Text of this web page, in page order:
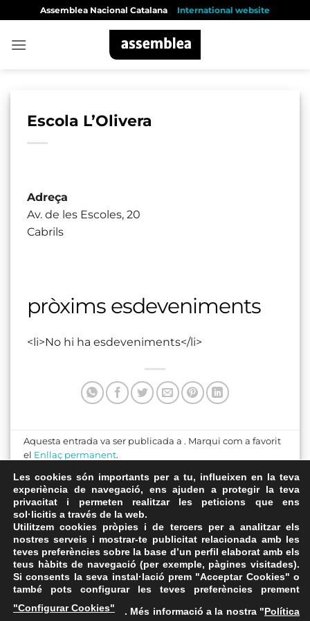
content
Assemblea Nacional Catalana International website
Escola L’Olivera
Adreça
Av. de les Escoles, 20
Cabrils
pròxims esdeveniments
<li>No hi ha esdeveniments</li>
Aquesta entrada va ser publicada a . Marqui com a favorit
el Enllaç permanent.
Plaça Sant Pere
cantonada carrer
monturiol amb carrer
montevideo
FAQs
Les cookies són importants per a tu, influeixen en la teva
experiència de navegació, ens ajuden a protegir la teva
privacitat i permeten realitzar les peticions que ens
sol·licitis a través de la web.
Utilitzem cookies pròpies i de tercers per a analitzar els
nostres serveis i mostrar-te publicitat relacionada amb les
teves preferències sobre la base d’un perfil elaborat amb els
teus hàbits de navegació (per exemple, pàgines visitades).
Si consents la seva instal·lació prem "Acceptar Cookies" o
també pots configurar les teves preferències prement
"Configurar Cookies"
. Més informació a la nostra "Política